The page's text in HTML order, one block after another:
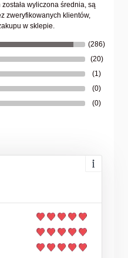
wyliczona średnia, są
zweryfikowanych klientów,
w sklepie.
(286)
(20)
(1)
(0)
(0)